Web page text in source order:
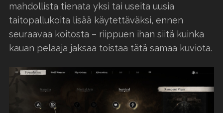
mahdollista tienata yksi tai useita uusia
taitopallukoita lisää käytettäväksi, ennen
seuraavaa koitosta – riippuen ihan siitä kuinka
kauan pelaaja jaksaa toistaa tätä samaa kuviota.